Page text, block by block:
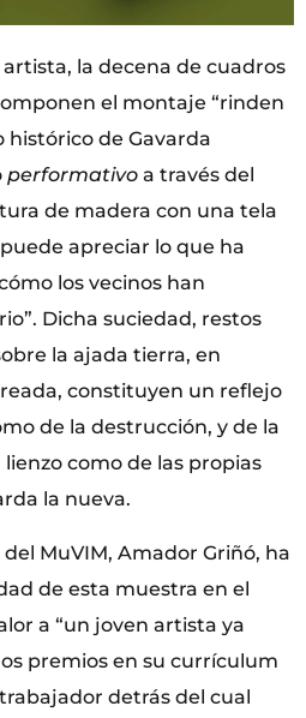
la decena de cuadros
el montaje “rinden
de Gavarda
performativo a través del
de madera con una tela
apreciar lo que ha
los vecinos han
Dicha suciedad, restos
la ajada tierra, en
constituyen un reflejo
de la destrucción, y de la
como de las propias
la nueva.
MuVIM, Amador Griñó, ha
de esta muestra en el
a “un joven artista ya
premios en su currículum
detrás del cual